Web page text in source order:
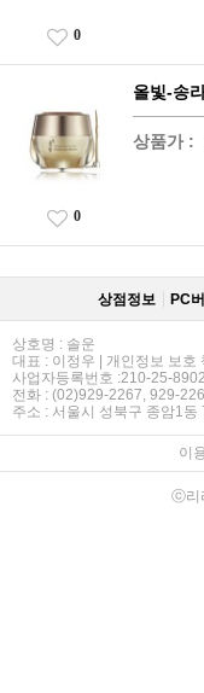
0
올빛-송
상품가 :
0
상점정보 PC
상호명 : 솔운
대표 : 이정우 | 개인정보 보호
사업자등록번호 :210-25-
전화 : (02)929-2267, 929-
주소 : 서울시 성북구 종암1
이
ⓒ리